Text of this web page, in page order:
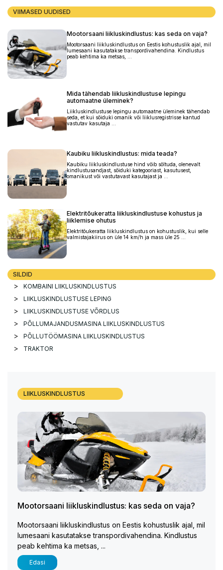
VIIMASED UUDISED
Mootorsaani liikluskindlustus: kas seda on vaja?
Mootorsaani liikluskindlustus on Eestis kohustuslik ajal, mil
lumesaani kasutatakse transpordivahendina. Kindlustus
peab kehtima ka metsas, ...
Mida tähendab liikluskindlustuse lepingu
automaatne üleminek?
Liikluskindlustuse lepingu automaatne üleminek tähendab
seda, et kui sõiduki omanik või liiklusregistrisse kantud
vastutav kasutaja ...
Kaubiku liikluskindlustus: mida teada?
Kaubiku liikluskindlustuse hind võib sõltuda, olenevalt
kindlustusandjast, sõiduki kategooriast, kasutusest,
omanikust või vastutavast kasutajast ja ...
Elektritõukeratta liikluskindlustuse kohustus ja
liiklemise ohutus
Elektritõukeratta liikluskindlustus on kohustuslik, kui selle
valmistajakiirus on üle 14 km/h ja mass üle 25 ...
SILDID
KOMBAINI LIIKLUSKINDLUSTUS
LIIKLUSKINDLUSTUSE LEPING
LIIKLUSKINDLUSTUSE VÕRDLUS
PÕLLUMAJANDUSMASINA LIIKLUSKINDLUSTUS
PÕLLUTÖÖMASINA LIIKLUSKINDLUSTUS
TRAKTOR
LIIKLUSKINDLUSTUS
Mootorsaani liikluskindlustus: kas seda on vaja?
Mootorsaani liikluskindlustus on Eestis kohustuslik ajal, mil
lumesaani kasutatakse transpordivahendina. Kindlustus
peab kehtima ka metsas, ...
Edasi